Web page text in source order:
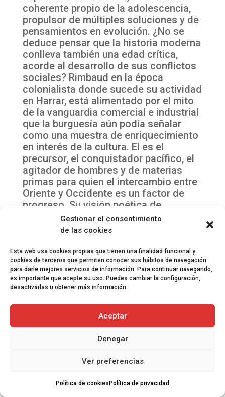
Gestionar el consentimiento
de las cookies
Esta web usa cookies propias que tienen una finalidad funcional y
cookies de terceros que permiten conocer sus hábitos de navegación
para darle mejores servicios de información. Para continuar navegando,
es importante que acepte su uso. Puedes cambiar la configuración,
desactivarlas u obtener más información
Aceptar
Denegar
Ver preferencias
Política de cookies Política de privacidad
coherente propio de la adolescencia,
propulsor de múltiples soluciones y de
pensamientos en evolución. ¿No se
deduce pensar que la historia moderna
conlleva también una edad crítica,
acorde al desarrollo de sus conflictos
sociales? Rimbaud en la época
colonialista donde sucede su actividad
en Harrar, está alimentado por el mito
de la vanguardia comercial e industrial
que la burguesía aún podía señalar
como una muestra de enriquecimiento
en interés de la cultura. El es el
precursor, el conquistador pacífico, el
agitador de hombres y de materias
primas para quien el intercambio entre
Oriente y Occidente es un factor de
progreso. Su visión poética de
ingeniero busca una salida de gran
envergadura, el terreno práctico para
instrumento de ese mundo científico
cuyo porvenir se resuelve en una
fantasía de confort, de plenitud, de
velocidad y de armonía entre los
son los de la burguesía y el realismo
que son lenguaje común entre los
hombre de su clase, sus compañeros,
sus cómplices. El dinero, que se
esfuerza en ganar para hacerse
escuchar y justificarse ante su familia